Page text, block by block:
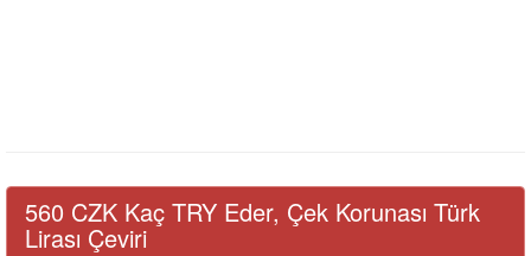
560 CZK Kaç TRY Eder, Çek Korunası Türk
Lirası Çeviri